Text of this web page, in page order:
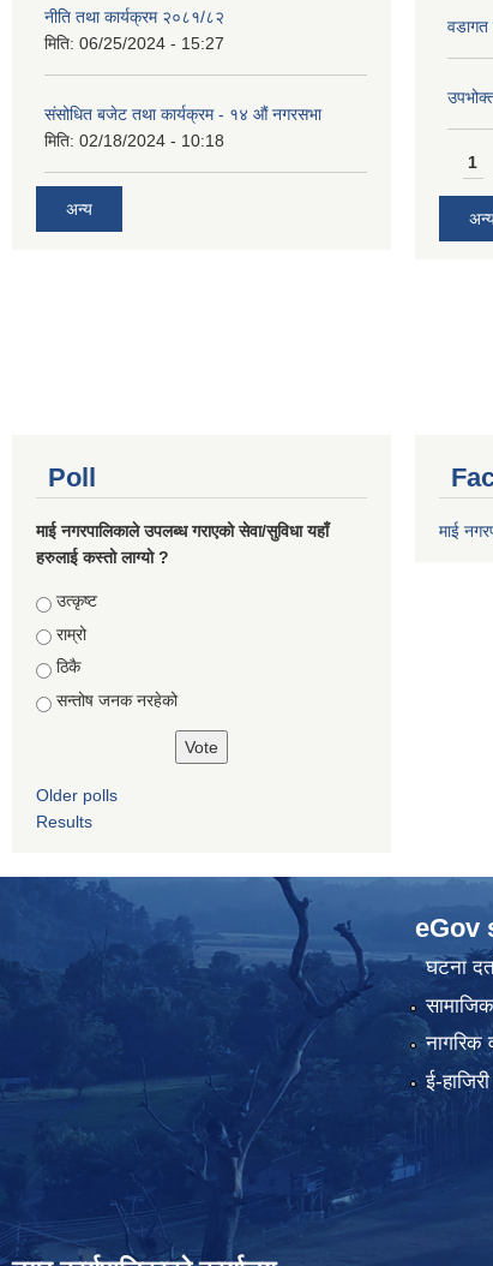
नीति तथा कार्यक्रम २०८१/८२
मिति: 06/25/2024 - 15:27
संसोधित बजेट तथा कार्यक्रम - १४ औं नगरसभा
मिति: 02/18/2024 - 10:18
अन्य
वडागत
1
Poll
माई नगरपालिकाले उपलब्ध गराएको सेवा/सुविधा यहाँ
हरुलाई कस्तो लाग्यो ?
Choices
उत्कृष्ट
राम्रो
ठिकै
सन्तोष जनक नरहेको
Older polls
Results
माई
eGov
घटना
सामाजिक
नागरिक
ई-